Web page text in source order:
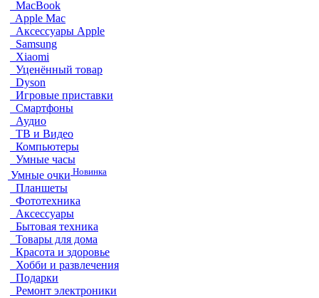
MacBook
Apple Mac
Аксессуары Apple
Samsung
Xiaomi
Уценённый товар
Dyson
Игровые приставки
Смартфоны
Аудио
ТВ и Видео
Компьютеры
Умные часы
Умные очки Новинка
Планшеты
Фототехника
Аксессуары
Бытовая техника
Товары для дома
Красота и здоровье
Хобби и развлечения
Подарки
Ремонт электроники